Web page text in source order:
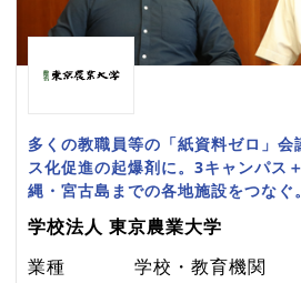
多くの教職員等の「紙資料ゼロ」会
ス化促進の起爆剤に。3キャンパス
縄・宮古島までの各地施設をつなぐ。
学校法人 東京農業大学
業種
学校・教育機関